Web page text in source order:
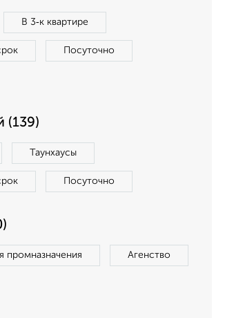
В 3‑к квартире
Посуточно
(139)
Таунхаусы
Посуточно
промназначения Агенство